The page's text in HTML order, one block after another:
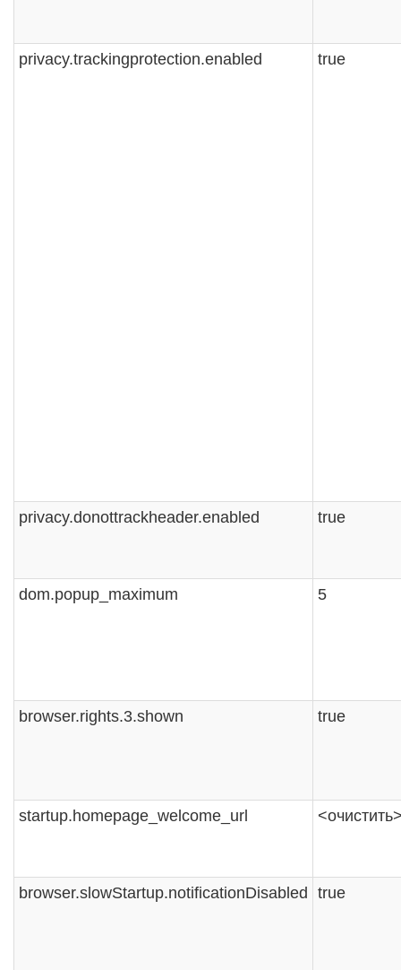
privacy.trackingprotection.enabled true
privacy.donottrackheader.enabled true
dom.popup_maximum 5
browser.rights.3.shown true
startup.homepage_welcome_url
browser.slowStartup.notificationDisabled true